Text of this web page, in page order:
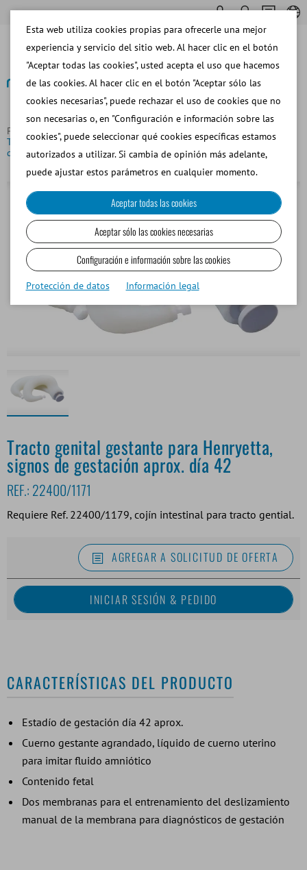
Página principal Bovino
Inseminación y Diagnóstico
Tracto genital gestante para Henryetta, signos de gestación aprox.
día 42
Tracto genital gestante para Henryetta,
signos de gestación aprox. día 42
REF.: 22400/1171
Requiere Ref. 22400/1179, cojín intestinal para tracto gential.
AGREGAR A SOLICITUD DE OFERTA
CARACTERÍSTICAS DEL PRODUCTO
Estadío de gestación día 42 aprox.
Cuerno gestante agrandado, líquido de cuerno uterino
para imitar fluido amniótico
Contenido fetal
Dos membranas para el entrenamiento del deslizamiento
manual de la membrana para diagnósticos de gestación
Esta web utiliza cookies propias para ofrecerle una mejor
experiencia y servicio del sitio web. Al hacer clic en el botón
"Aceptar todas las cookies", usted acepta el uso que hacemos
de las cookies. Al hacer clic en el botón "Aceptar sólo las
cookies necesarias", puede rechazar el uso de cookies que no
son necesarias o, en "Configuración e información sobre las
cookies", puede seleccionar qué cookies específicas estamos
autorizados a utilizar. Si cambia de opinión más adelante,
puede ajustar estos parámetros en cualquier momento.
Aceptar todas las cookies
Aceptar sólo las cookies necesarias
Configuración e información sobre las cookies
Protección de datos Información legal